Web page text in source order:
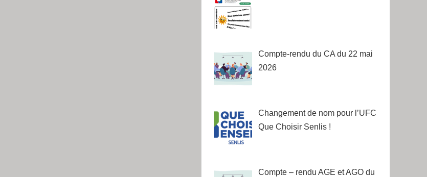
Compte-rendu du CA du 22 mai
2026
Changement de nom pour l’UFC
Que Choisir Senlis !
Compte – rendu AGE et AGO du